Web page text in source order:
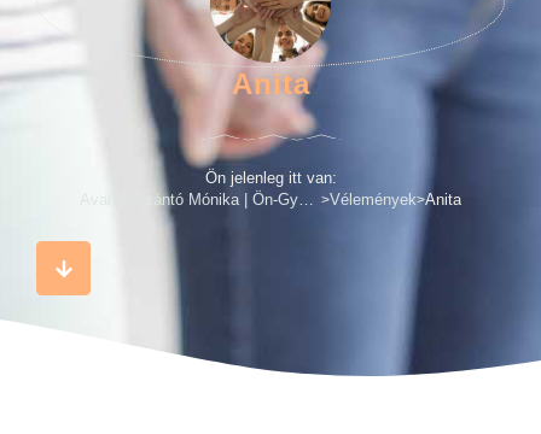
Anita
Ön jelenleg itt van:
Avarné Szántó Mónika | Ön-Gyógyít >Vélemények>Anita